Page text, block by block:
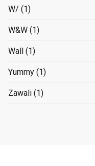
W/ (1)
W&W (1)
Wall (1)
Yummy (1)
Zawali (1)